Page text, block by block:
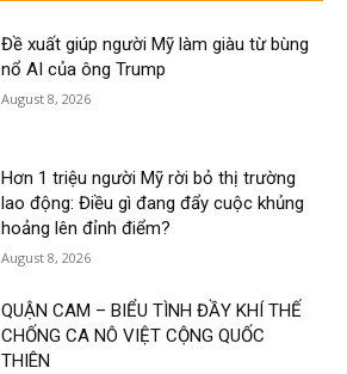
Đề xuất giúp người Mỹ làm giàu từ bùng
nổ AI của ông Trump
August 8, 2026
Hơn 1 triệu người Mỹ rời bỏ thị trường
lao động: Điều gì đang đẩy cuộc khủng
hoảng lên đỉnh điểm?
August 8, 2026
QUẬN CAM – BIỂU TÌNH ĐẦY KHÍ THẾ
CHỐNG CA NÔ VIỆT CỘNG QUỐC
THIÊN